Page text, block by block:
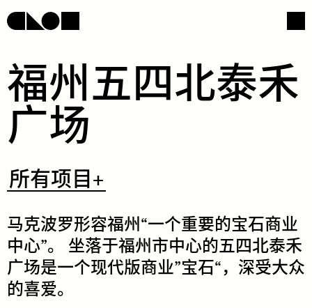
网页导航
​福​​州​​五​​四​​北​​泰​​禾​​
广​​场​
​所有项目+
所有项目+
​马​​克​​波​​罗​​形​​容​​福​​州​​“​​一​​个​​重​​要​​的​​宝​​石​​商​​业​​
中​​心​​”。​ ​坐​​落​​于​​福​​州​​市​​中​​心​​的​​五​​四​​北​​泰​​禾​​
广​​场​​是​​一​​个​​现​​代​​版​​商​​业​​”​​宝​​石​​“，​​深​​受​​大​​众​​
的​​喜​​爱​。